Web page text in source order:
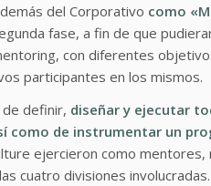
del Corporativo como
fase, a fin de que
con diferentes
participantes en los mismos.
definir, diseñar y ejecutar
como de instrumentar un
ejercieron como
cuatro divisiones involucradas.